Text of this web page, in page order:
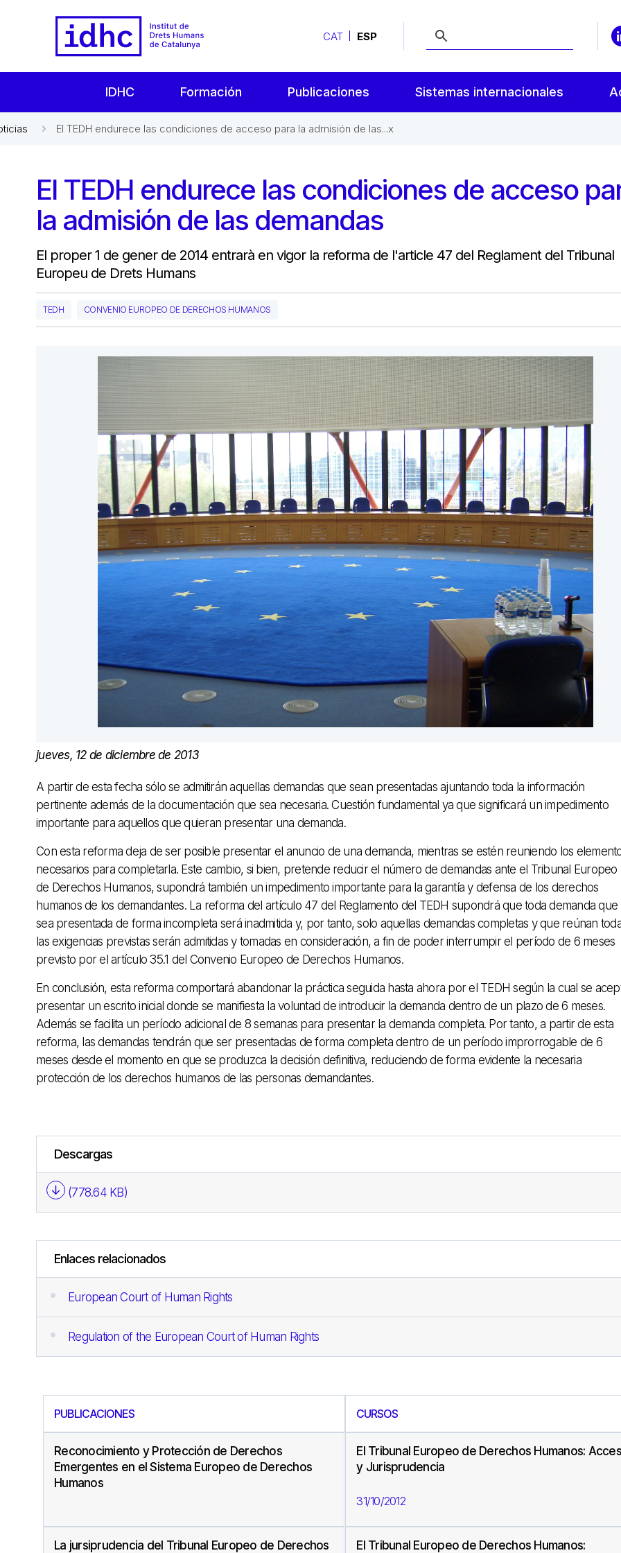
CAT ESP
IDHC Formación Publicaciones Sistemas internacionales
El TEDH endurece las condiciones de acceso para la admisión de las...x
El TEDH endurece las condiciones de acceso
la admisión de las demandas
El proper 1 de gener de 2014 entrarà en vigor la reforma de l'article 47 del Reglament del Tribunal
Europeu de Drets Humans
TEDH CONVENIO EUROPEO DE DERECHOS HUMANOS
jueves, 12 de diciembre de 2013
A partir de esta fecha sólo se admitirán aquellas demandas que sean presentadas ajuntando toda la información
pertinente además de la documentación que sea necesaria. Cuestión fundamental ya que significará un impedimento
importante para aquellos que quieran presentar una demanda.
Con esta reforma deja de ser posible presentar el anuncio de una demanda, mientras se estén reuniendo los
necesarios para completarla. Este cambio, si bien, pretende reducir el número de demandas ante el Tribunal Europeo
de Derechos Humanos, supondrá también un impedimento importante para la garantía y defensa de los derechos
humanos de los demandantes. La reforma del artículo 47 del Reglamento del TEDH supondrá que toda demanda que
sea presentada de forma incompleta será inadmitida y, por tanto, solo aquellas demandas completas y que reúnan
las exigencias previstas serán admitidas y tomadas en consideración, a fin de poder interrumpir el período de 6 meses
previsto por el artículo 35.1 del Convenio Europeo de Derechos Humanos.
En conclusión, esta reforma comportará abandonar la práctica seguida hasta ahora por el TEDH según la cual se
presentar un escrito inicial donde se manifiesta la voluntad de introducir la demanda dentro de un plazo de 6 meses.
Además se facilita un período adicional de 8 semanas para presentar la demanda completa. Por tanto, a partir de esta
reforma, las demandas tendrán que ser presentadas de forma completa dentro de un período improrrogable de 6
meses desde el momento en que se produzca la decisión definitiva, reduciendo de forma evidente la necesaria
protección de los derechos humanos de las personas demandantes.
Descargas
(778.64 KB)
Enlaces relacionados
European Court of Human Rights
Regulation of the European Court of Human Rights
PUBLICACIONES
Reconocimiento y Protección de Derechos
Emergentes en el Sistema Europeo de Derechos
Humanos
La jursiprudencia del Tribunal Europeo de Derechos
CURSOS
El Tribunal Europeo de Derechos Humanos:
y Jurisprudencia
31/10/2012
El Tribunal Europeo de Derechos Humanos: